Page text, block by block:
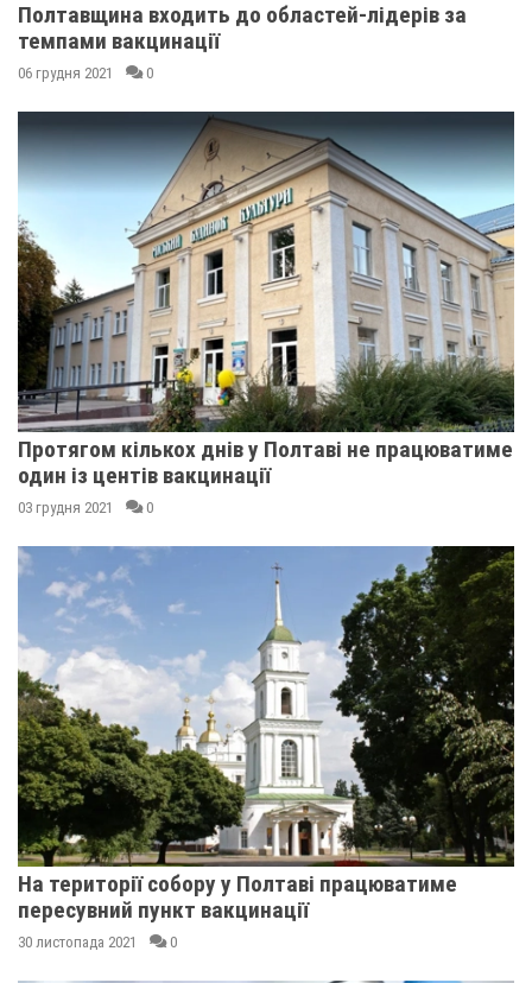
Полтавщина входить до областей-лідерів за
темпами вакцинації
06 грудня 2021 0
Протягом кількох днів у Полтаві не працюватиме
один із центів вакцинації
03 грудня 2021 0
На території собору у Полтаві працюватиме
пересувний пункт вакцинації
30 листопада 2021 0